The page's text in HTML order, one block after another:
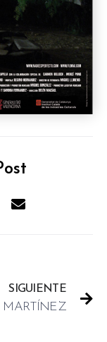
SIGUIENTE
MARTÍNEZ